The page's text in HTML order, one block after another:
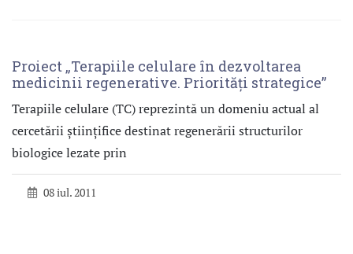
Proiect „Terapiile celulare în dezvoltarea
medicinii regenerative. Priorităţi strategice”
Terapiile celulare (TC) reprezintă un domeniu actual al
cercetării ştiinţifice destinat regenerării structurilor
biologice lezate prin
08 iul. 2011